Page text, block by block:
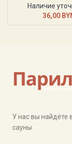
36,00
Наличие
У нас вы найдёте
сауны